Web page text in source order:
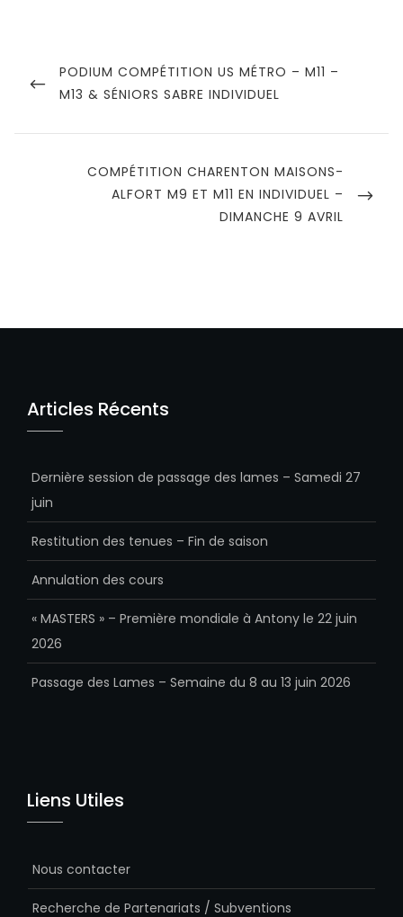
de
l’article
PREVIOUS
POST
PODIUM COMPÉTITION US MÉTRO – M11 –
M13 & SÉNIORS SABRE INDIVIDUEL
NEXT
POST
COMPÉTITION CHARENTON MAISONS-
ALFORT M9 ET M11 EN INDIVIDUEL –
DIMANCHE 9 AVRIL
Articles Récents
Dernière session de passage des lames – Samedi 27
juin
Restitution des tenues – Fin de saison
Annulation des cours
« MASTERS » – Première mondiale à Antony le 22 juin
2026
Passage des Lames – Semaine du 8 au 13 juin 2026
Liens Utiles
Nous contacter
Recherche de Partenariats / Subventions